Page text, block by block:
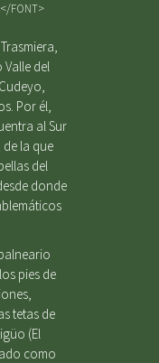
del
Por él,
al Sur
la que
del
donde
pies de
tetas de
(El
como